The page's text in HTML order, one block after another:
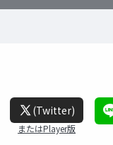
(Twitter)
またはPlayer版